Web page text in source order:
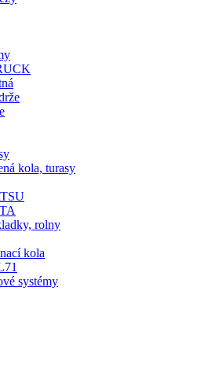
kola, turasy
rolny
kola
systémy